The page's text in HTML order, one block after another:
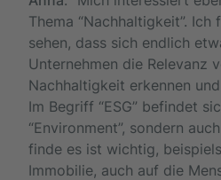
Thema “Nachhaltigkeit”. Ich
sehen, dass sich endlich
Unternehmen die Relevanz
Nachhaltigkeit erkennen
Im Begriff “ESG” befindet
“Environment”, sondern
finde es ist wichtig,
Immobilie, auch auf die